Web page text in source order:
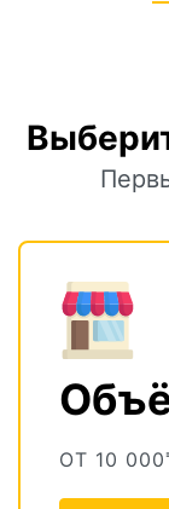
ОТ 10